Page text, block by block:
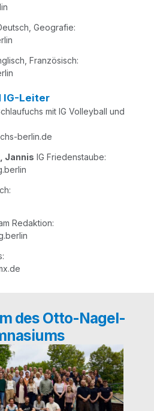
Geo­gra­fie:
Fran­zö­sisch:
IG-Leiter
mit IG Vol­ley­ball und
berlin.de
Jan­nis IG Frie­dens­tau­be:
Redak­ti­on:
des Otto-Nagel-